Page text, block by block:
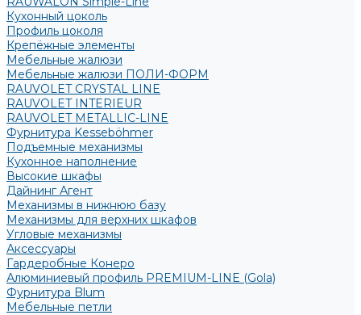
Кухонный цоколь
Профиль цоколя
Крепёжные элементы
Мебельные жалюзи
Мебельные жалюзи ПОЛИ-ФОРМ
RAUVOLET CRYSTAL LINE
RAUVOLET INTERIEUR
RAUVOLET METALLIC-LINE
Фурнитура Kesseböhmer
Подъемные механизмы
Кухонное наполнение
Высокие шкафы
Дайнинг Агент
Механизмы в нижнюю базу
Механизмы для верхних шкафов
Угловые механизмы
Аксессуары
Гардеробные Конеро
Алюминиевый профиль PREMIUM-LINE (Gola)
Фурнитура Blum
Мебельные петли